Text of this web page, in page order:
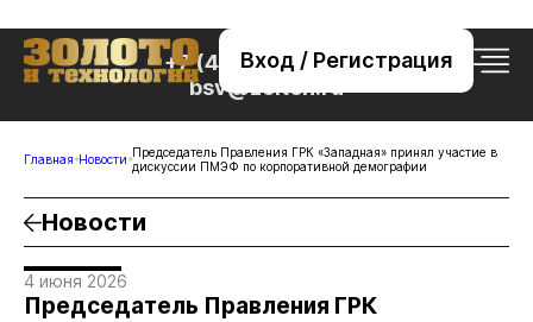
Вход / Регистрация
+7 (495) 221-76-32
bsv@zolteh.ru
Главная Новости Председатель Правления ГРК «Западная» принял участие в
дискуссии ПМЭФ по корпоративной демографии
Новости
4 июня 2026
Председатель Правления ГРК